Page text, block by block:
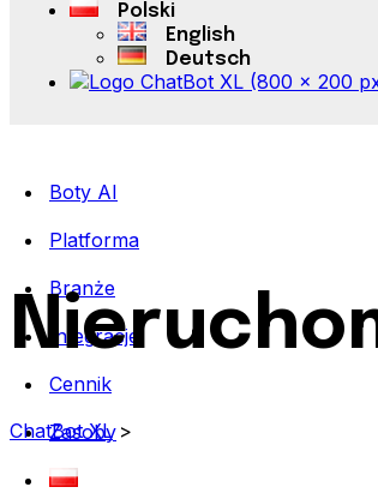
Polski
English
Deutsch
Boty AI
Platforma
Branże
Integracje
Cennik
Zasoby
ChatBot XL>